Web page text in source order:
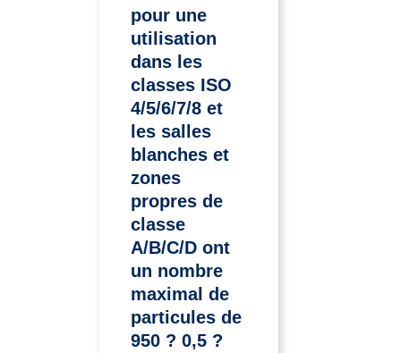
pour une
utilisation
dans les
classes ISO
4/5/6/7/8 et
les salles
blanches et
zones
propres de
classe
A/B/C/D ont
un nombre
maximal de
particules de
950 ? 0,5 ?